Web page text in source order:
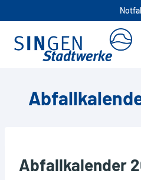
Inhalt
springen
Abfallkalender
Hier können Sie ihre
Format
Bitte wählen Sie die